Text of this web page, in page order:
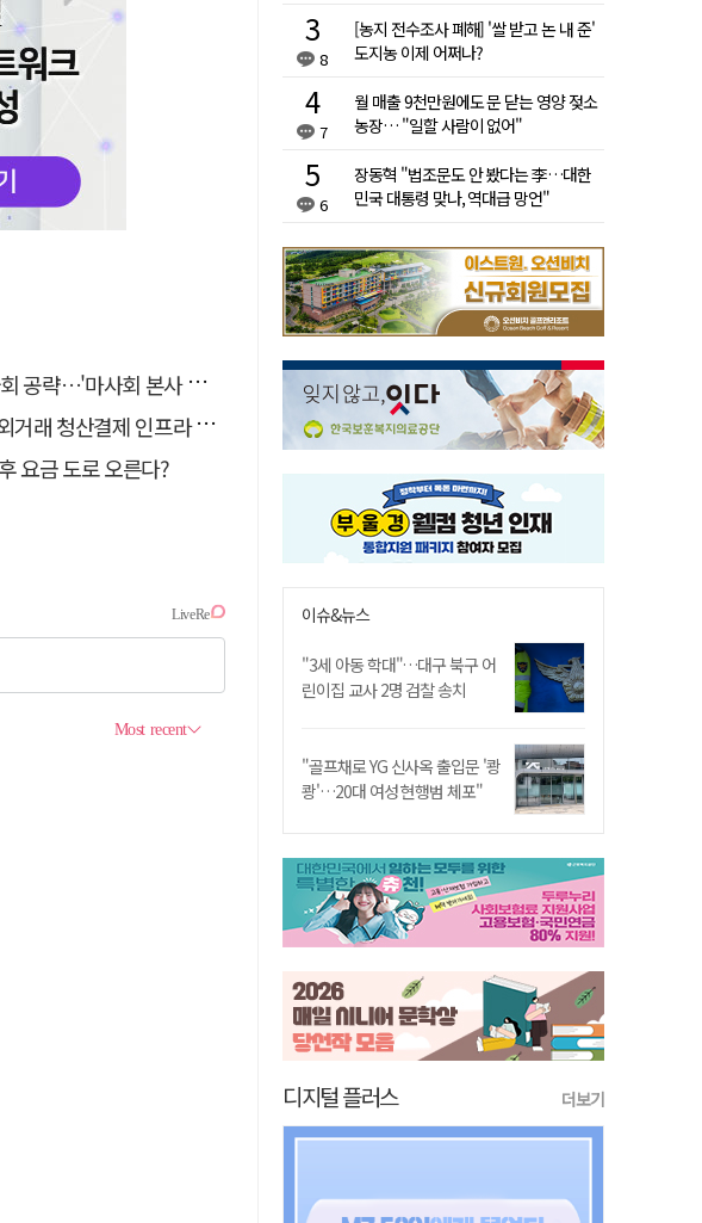
사 이전·광역교통망 확충' 요청
제 인프라 구축 착수…연내 가동
요금 도로 오른다?
8
[농지 전수조사 폐해] '쌀 받고 논 내 준'
도지농 이제 어쩌나?
7
월 매출 9천만원에도 문 닫는 영양 젖소
농장… "일할 사람이 없어"
6
장동혁 "법조문도 안 봤다는 李…대한
민국 대통령 맞나, 역대급 망언"
이슈&뉴스
"3세 아동 학대"…대구 북구 어
린이집 교사 2명 검찰 송치
"골프채로 YG 신사옥 출입문 '쾅
쾅'…20대 여성 현행범 체포"
디지털 플러스 더보기